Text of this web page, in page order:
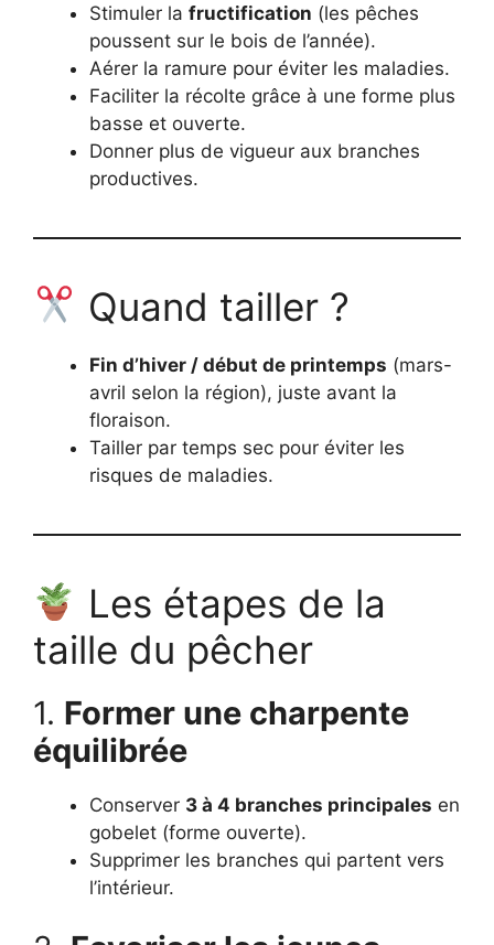
Stimuler la fructification (les pêches
poussent sur le bois de l’année).
Aérer la ramure pour éviter les maladies.
Faciliter la récolte grâce à une forme plus
basse et ouverte.
Donner plus de vigueur aux branches
productives.
Quand tailler ?
Fin d’hiver / début de printemps (mars-
avril selon la région), juste avant la
floraison.
Tailler par temps sec pour éviter les
risques de maladies.
Les étapes de la
taille du pêcher
1. Former une charpente
équilibrée
Conserver 3 à 4 branches principales en
gobelet (forme ouverte).
Supprimer les branches qui partent vers
l’intérieur.